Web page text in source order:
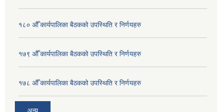
१८० औँ कार्यपालिका बैठकको उपस्थिति र निर्णयहरु
१७९ औँ कार्यपालिका बैठकको उपस्थिति र निर्णयहरु
१७८ औँ कार्यपालिका बैठकको उपस्थिति र निर्णयहरु